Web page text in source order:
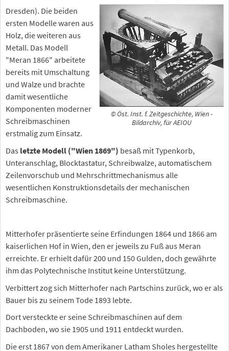
© Öst. Inst. f. Zeitgeschichte, Wien -
Bildarchiv, für AEIOU
Dresden). Die beiden
ersten Modelle waren aus
Holz, die weiteren aus
Metall. Das Modell
"Meran 1866" arbeitete
bereits mit Umschaltung
und Walze und brachte
damit wesentliche
Komponenten moderner
Schreibmaschinen
erstmalig zum Einsatz.
Das letzte Modell ("Wien 1869") besaß mit Typenkorb,
Unteranschlag, Blocktastatur, Schreibwalze, automatischem
Zeilenvorschub und Mehrschrittmechanismus alle
wesentlichen Konstruktionsdetails der mechanischen
Schreibmaschine.
Mitterhofer präsentierte seine Erfindungen 1864 und 1866 am
kaiserlichen Hof in Wien, den er jeweils zu Fuß aus Meran
erreichte. Er erhielt dafür 200 und 150 Gulden, doch gewährte
ihm das Polytechnische Institut keine Unterstützung.
Verbittert zog sich Mitterhofer nach Partschins zurück, wo er als
Bauer bis zu seinem Tode 1893 lebte.
Dort versteckte er seine Schreibmaschinen auf dem
Dachboden, wo sie 1905 und 1911 entdeckt wurden.
Die erst 1867 von dem Amerikaner Latham Sholes hergestellte